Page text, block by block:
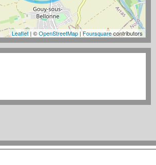
Leaflet | ©OpenStreetMap| Foursquarecontributors